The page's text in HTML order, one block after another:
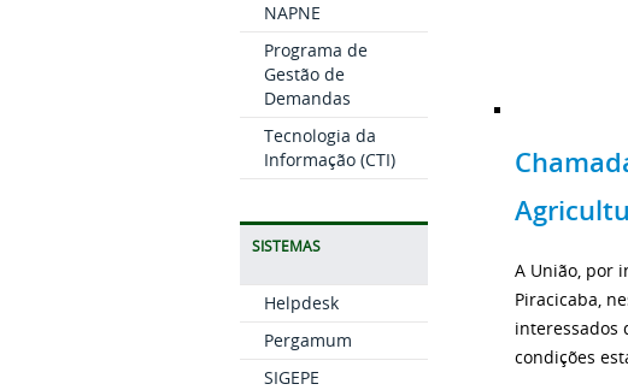
NAPNE
Programa de
Gestão de
Demandas
Tecnologia da
Informação (CTI)
SISTEMAS
Helpdesk
Pergamum
SIGEPE
A União, por
Piracicaba,
interessados
condições